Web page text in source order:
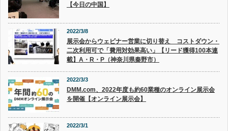
【今日の中国】
2022/3/8
展示会からウェビナー営業に切り替え コストダウン・
二次利用可で「費用対効果高い」【リード獲得100本連
載】A・R・P（神奈川県秦野市）
2022/3/3
DMM.com、2022年度も約60業種のオンライン展示会
を開催【オンライン展示会】
2022/3/1